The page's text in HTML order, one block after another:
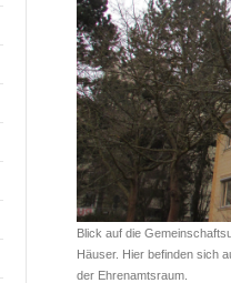
Blick auf die
Häuser. Hier befinden sich
der Ehrenamtsraum.